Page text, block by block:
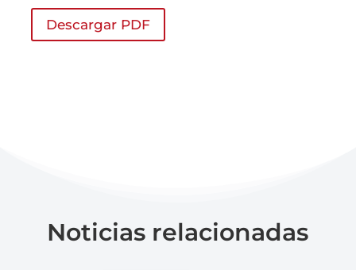
Descargar PDF
Noticias relacionadas